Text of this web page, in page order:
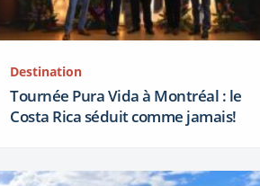
Destination
Tournée Pura Vida à Montréal : le
Costa Rica séduit comme jamais!